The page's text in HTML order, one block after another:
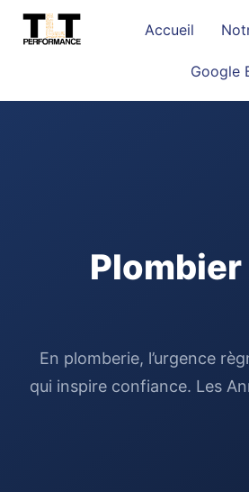
Accueil
Google
Plombier
En plomberie, l’urgence
qui inspire confiance. Les